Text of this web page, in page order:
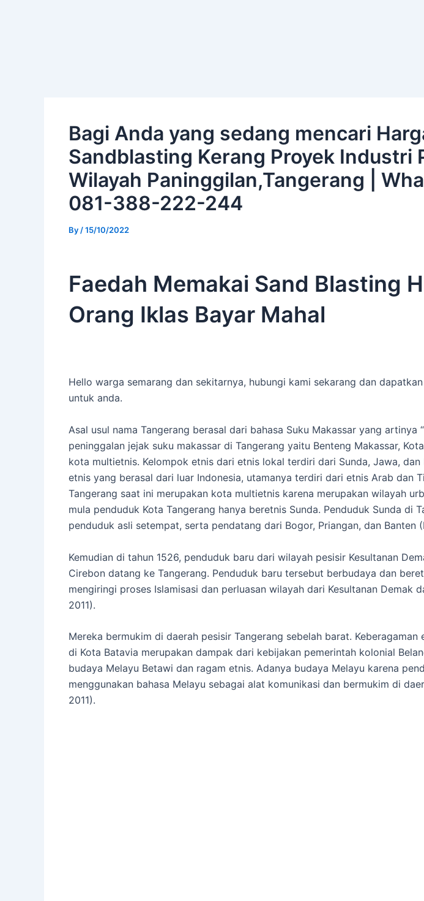
Bagi Anda yang sedang mencari
Sandblasting Kerang Proyek Industri
Wilayah Paninggilan,Tangerang |
081-388-222-244
By /15/10/2022
Faedah Memakai Sand Blasting
Orang Iklas Bayar Mahal
Hello warga semarang dan sekitarnya, hubungi kami sekarang dan
untuk anda.
Asal usul nama Tangerang berasal dari bahasa Suku Makassar yang artinya
peninggalan jejak suku makassar di Tangerang yaitu Benteng Makassar,
kota multietnis. Kelompok etnis dari etnis lokal terdiri dari Sunda, Jawa, dan
etnis yang berasal dari luar Indonesia, utamanya terdiri dari etnis Arab dan
Tangerang saat ini merupakan kota multietnis karena merupakan wilayah
mula penduduk Kota Tangerang hanya beretnis Sunda. Penduduk Sunda di
penduduk asli setempat, serta pendatang dari Bogor, Priangan, dan Banten
Kemudian di tahun 1526, penduduk baru dari wilayah pesisir Kesultanan
Cirebon datang ke Tangerang. Penduduk baru tersebut berbudaya dan
mengiringi proses Islamisasi dan perluasan wilayah dari Kesultanan Demak
2011).
Mereka bermukim di daerah pesisir Tangerang sebelah barat. Keberagaman
di Kota Batavia merupakan dampak dari kebijakan pemerintah kolonial
budaya Melayu Betawi dan ragam etnis. Adanya budaya Melayu karena
menggunakan bahasa Melayu sebagai alat komunikasi dan bermukim di
2011).